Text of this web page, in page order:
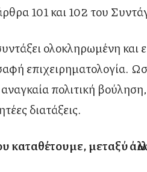
101 και 102 του
ολοκληρωμένη και
επιχειρηματολογία.
πολιτική
διατάξεις.
μεταξύ